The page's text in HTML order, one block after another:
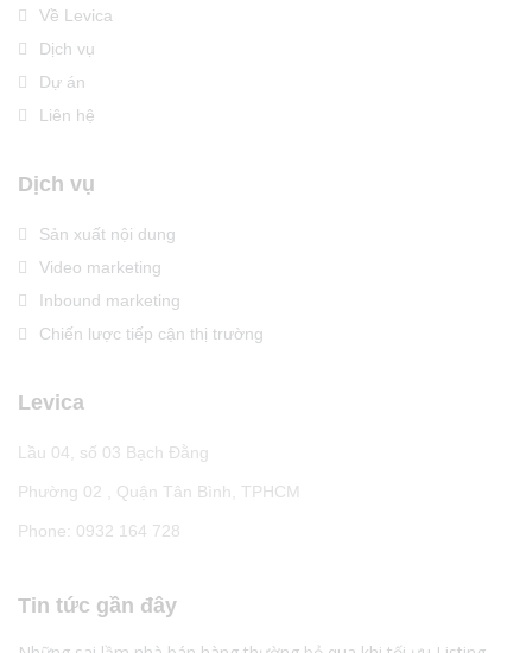
Về Levica
Dịch vụ
Dự án
Liên hệ
Dịch vụ
Sản xuất nội dung
Video marketing
Inbound marketing
Chiến lược tiếp cận thị trường
Levica
Lầu 04, số 03 Bạch Đằng
Phường 02 , Quận Tân Bình, TPHCM
Phone: 0932 164 728
Tin tức gần đây